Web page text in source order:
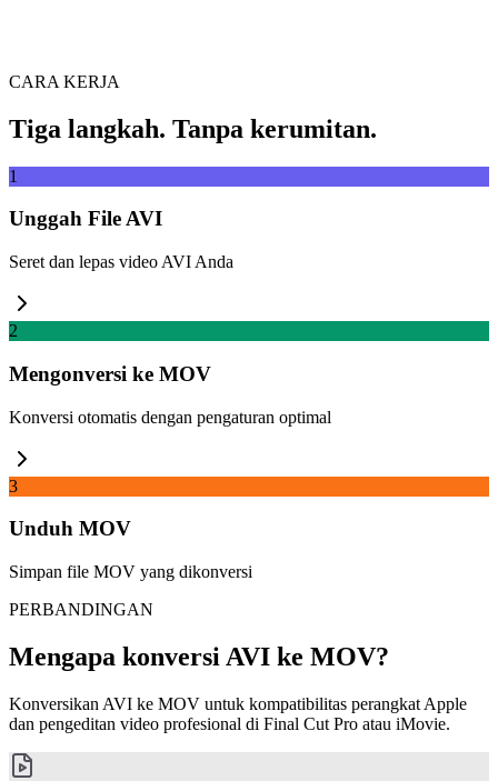
CARA KERJA
Tiga langkah. Tanpa kerumitan.
1
Unggah File AVI
Seret dan lepas video AVI Anda
2
Mengonversi ke MOV
Konversi otomatis dengan pengaturan optimal
3
Unduh MOV
Simpan file MOV yang dikonversi
PERBANDINGAN
Mengapa konversi AVI ke MOV?
Konversikan AVI ke MOV untuk kompatibilitas perangkat Apple
dan pengeditan video profesional di Final Cut Pro atau iMovie.